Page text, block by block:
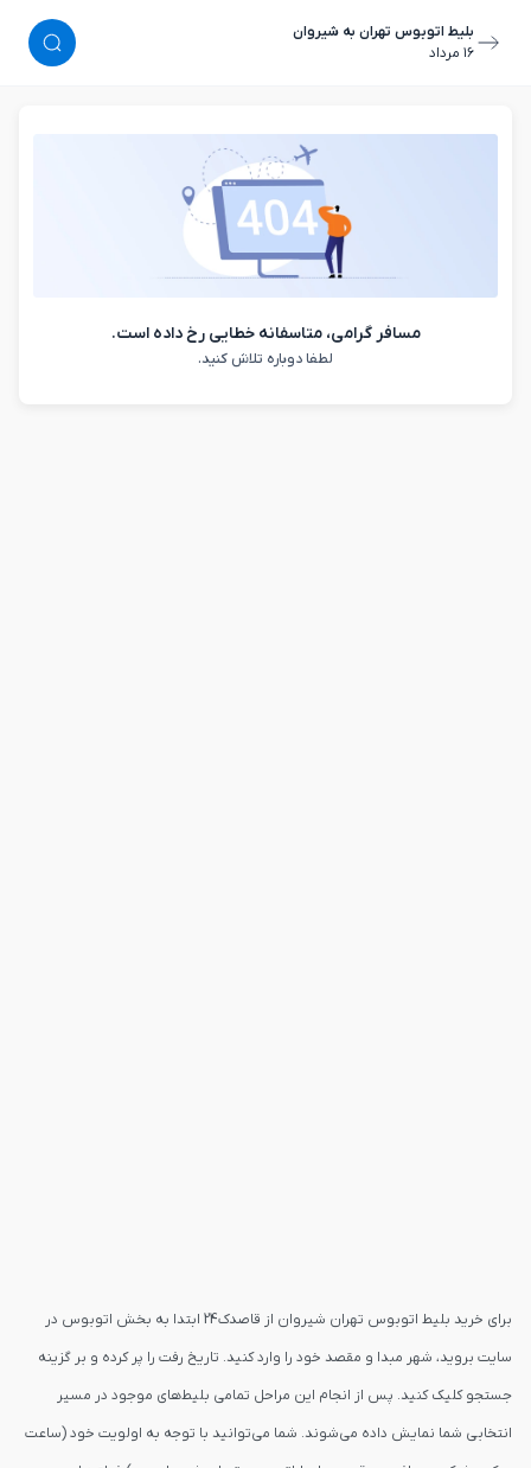
بلیط اتوبوس تهران به شیروان
١٦ مرداد
مسافر گرامی، متاسفانه خطایی رخ داده است.
لطفا دوباره تلاش کنید.
برای خرید بلیط اتوبوس تهران شیروان از قاصدک24 ابتدا به بخش اتوبوس در
سایت بروید، شهر مبدا و مقصد خود را وارد کنید. تاریخ رفت را پر کرده و بر گزینه
جستجو کلیک کنید. پس از انجام این مراحل تمامی بلیط‌های موجود در مسیر
انتخابی شما نمایش داده می‌شوند. شما می‌توانید با توجه به اولویت خود (ساعت